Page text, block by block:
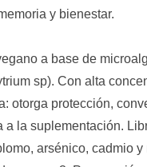
y bienestar.
a base de
sp). Con alta
otorga protección,
a la suplementación.
arsénico, cadmio y